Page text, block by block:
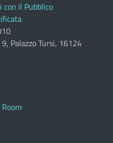
con il Pubblico
Palazzo Tursi, 16124